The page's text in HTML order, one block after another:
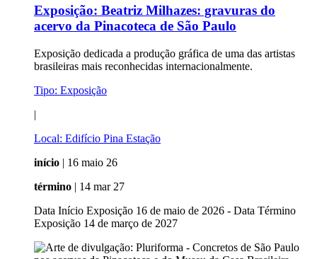
Exposição: Beatriz Milhazes: gravuras do
acervo da Pinacoteca de São Paulo
Exposição dedicada a produção gráfica de uma das artistas
brasileiras mais reconhecidas internacionalmente.
Tipo: Exposição
|
Local: Edifício Pina Estação
início | 16 maio 26
término | 14 mar 27
Data Início Exposição 16 de maio de 2026 - Data Término
Exposição 14 de março de 2027